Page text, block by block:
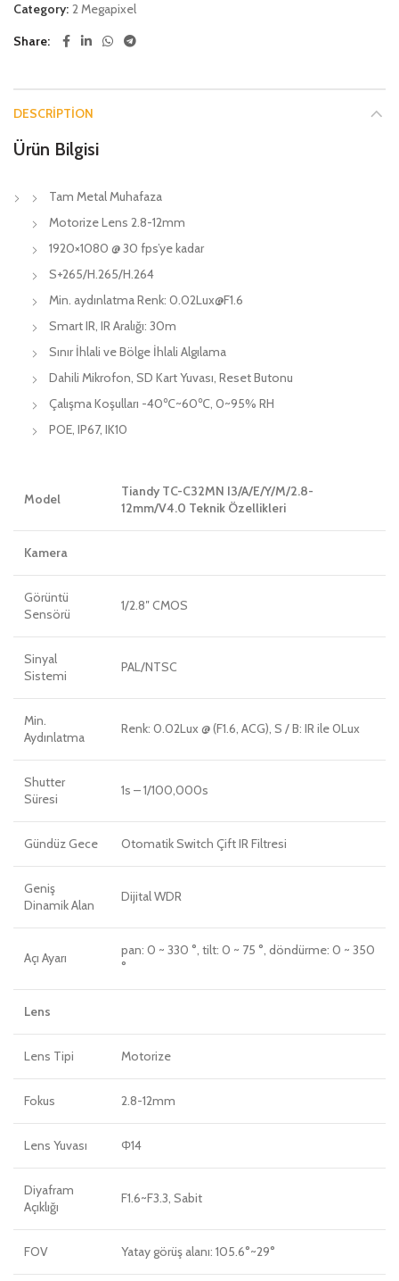
Category: 2 Megapixel
Share
DESCRIPTION
Ürün Bilgisi
Tam Metal Muhafaza
Motorize Lens 2.8-12mm
1920×1080 @ 30 fps’ye kadar
S+265/H.265/H.264
Min. aydınlatma Renk: 0.02Lux@F1.6
Smart IR, IR Aralığı: 30m
Sınır İhlali ve Bölge İhlali Algılama
Dahili Mikrofon, SD Kart Yuvası, Reset Butonu
Çalışma Koşulları -40℃~60℃, 0~95% RH
POE, IP67, IK10
Model
Tiandy TC-C32MN I3/A/E/Y/M/2.8-
12mm/V4.0 Teknik Özellikleri
Kamera
Görüntü
Sensörü
1/2.8″ CMOS
Sinyal
Sistemi
PAL/NTSC
Min.
Aydınlatma
Renk: 0.02Lux @ (F1.6, ACG), S / B: IR ile 0Lux
Shutter
Süresi
1s – 1/100,000s
Gündüz Gece Otomatik Switch Çift IR Filtresi
Geniş
Dinamik Alan
Dijital WDR
Açı Ayarı
pan: 0 ~ 330 °, tilt: 0 ~ 75 °, döndürme: 0 ~ 350
°
Lens
Lens Tipi Motorize
Fokus 2.8-12mm
Lens Yuvası Φ14
Diyafram
Açıklığı
F1.6~F3.3, Sabit
FOV Yatay görüş alanı: 105.6°~29°